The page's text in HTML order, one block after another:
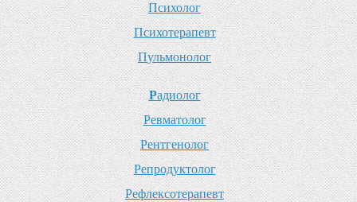
Психолог
Психотерапевт
Пульмонолог
Радиолог
Ревматолог
Рентгенолог
Репродуктолог
Рефлексотерапевт